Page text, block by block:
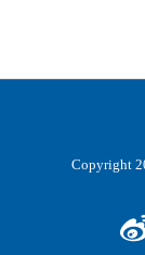
Copyright